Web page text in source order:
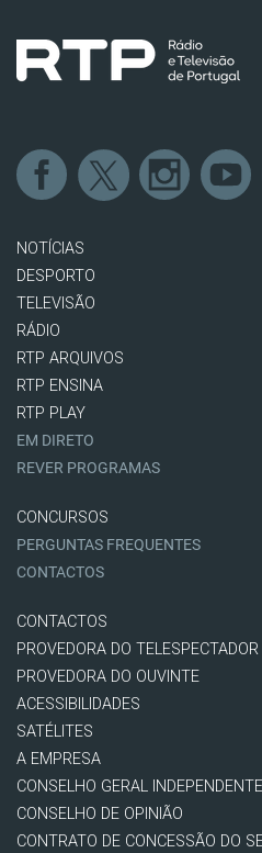
NOTÍCIAS
DESPORTO
TELEVISÃO
RÁDIO
RTP ARQUIVOS
RTP ENSINA
RTP PLAY
EM DIRETO
REVER PROGRAMAS
CONCURSOS
PERGUNTAS FREQUENTES
CONTACTOS
CONTACTOS
PROVEDORA DO TELESPECTADOR
PROVEDORA DO OUVINTE
ACESSIBILIDADES
SATÉLITES
A EMPRESA
CONSELHO GERAL INDEPENDENTE
CONSELHO DE OPINIÃO
CONTRATO DE CONCESSÃO DO